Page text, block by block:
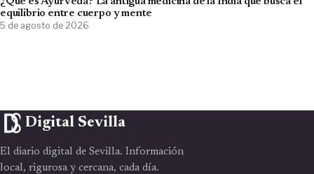
equilibrio entre cuerpo y mente
5 de agosto de 2026
Digital Sevilla
El diario digital de Sevilla. Información
local, rigurosa y cercana, cada día.